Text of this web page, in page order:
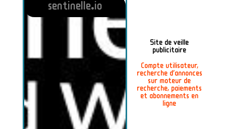
sentinelle.io
Site de veille
publicitaire
Compte utilisateur,
recherche d'annonces
sur moteur de
recherche, paiements
et abonnements en
ligne